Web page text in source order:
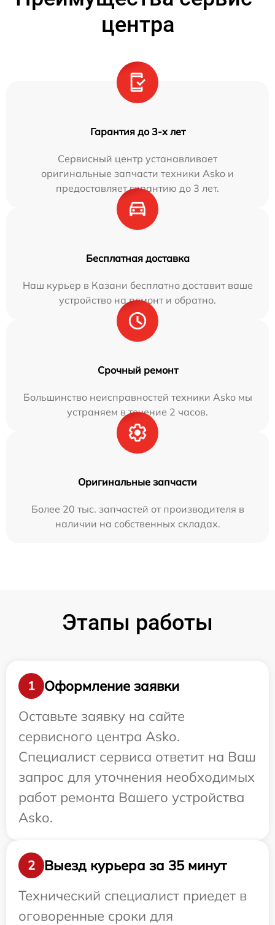
центра
Гарантия до 3-х лет
Сервисный центр устанавливает
оригинальные запчасти техники Asko и
предоставляет гарантию до 3 лет.
Бесплатная доставка
Наш курьер в Казани бесплатно доставит ваше
устройство на ремонт и обратно.
Срочный ремонт
Большинство неисправностей техники Asko мы
устраняем в течение 2 часов.
Оригинальные запчасти
Более 20 тыс. запчастей от производителя в
наличии на собственных складах.
Этапы работы
1
Оформление заявки
Оставьте заявку на сайте
сервисного центра Asko.
Специалист сервиса ответит на Ваш
запрос для уточнения необходимых
работ ремонта Вашего устройства
Asko.
2
Выезд курьера за 35 минут
Технический специалист приедет в
оговоренные сроки для